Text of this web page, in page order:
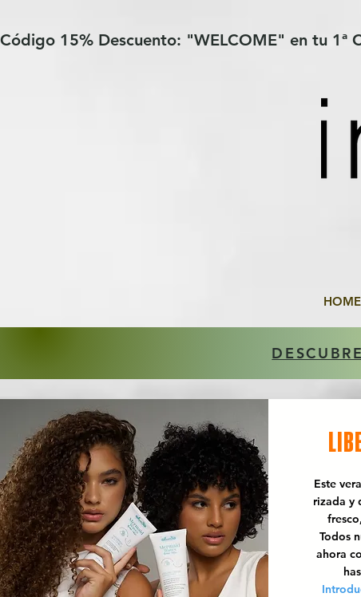
Código 15% Descuento: "WELCOME" en tu 1ª
HOME
Este
rizada y
Todos
ahora